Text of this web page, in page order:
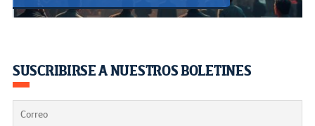
SUSCRIBIRSE A NUESTROS BOLETINES